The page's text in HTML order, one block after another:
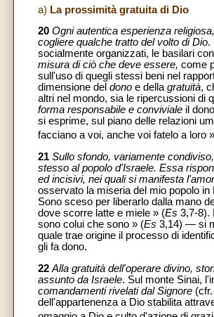
a) La prossimità gratuita di Dio
20 Ogni autentica esperienza
cogliere qualche tratto del volto di Dio.
socialmente organizzati, le basilari
misura di ciò che deve essere, come
sull'uso di quegli stessi beni nel
dimensione del dono e dellagratuità,
altri nel mondo, sia le ripercussioni di
forma responsabile e conviviale il
si esprime, sul piano delle relazioni
facciano a voi, anche voi fatelo a loro
21 Sullo sfondo, variamente
stesso al popolo d'Israele. Essa
ed incisivi, nei quali si manifesta
osservato la miseria del mio popolo
Sono sceso per liberarlo dalla mano
dove scorre latte e miele » (Es 3,7-8).
sono colui che sono » (Es 3,14) — si
quale trae origine il processo di
gli fa dono.
22 Alla gratuità dell'operare divino,
assunto da Israele. Sul monte Sinai,
comandamenti rivelati dal Signore (cfr.
dell'appartenenza a Dio stabilita